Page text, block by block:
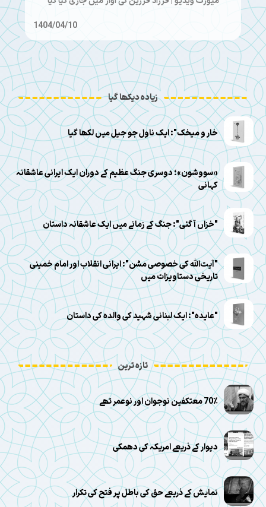
1404/04/10
زیادہ دیکھا گیا
خار و میخک": ایک ناول جو جیل میں لکھا گیا
«سووشون»؛ دوسری جنگ عظیم کے دوران ایک ایرانی عاشقانہ
کہانی
"خزاں آ گئی": جنگ کے زمانے میں ایک عاشقانہ داستان
"آیت‌الله کی خصوصی مشن": ایرانی انقلاب اور امام خمینی
تاریخی دستاویزات میں
"عایده": ایک لبنانی شہید کی والدہ کی داستان
تازہ ترین
70٪ معتکفین نوجوان اور نوعمر تھے
دیوار کے ذریعے امریکہ کی دھمکی
نمایش کے ذریعے حق کی باطل پر فتح کی تکرار